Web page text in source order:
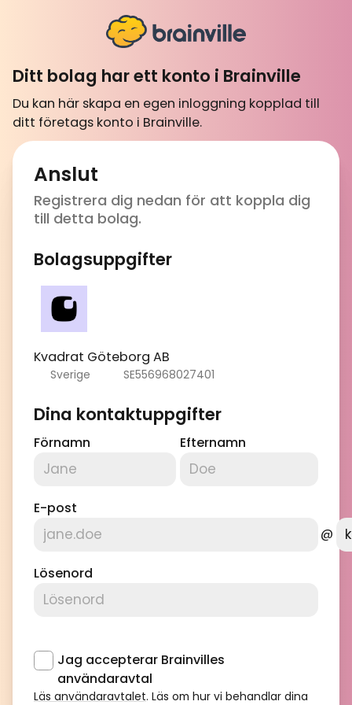
Anslut
Registrera dig nedan för att koppla dig
till detta bolag.
Bolagsuppgifter
Kvadrat Göteborg AB
Sverige SE556968027401
Dina kontaktuppgifter
Förnamn Efternamn
E-post
@
Lösenord
Jag accepterar Brainvilles
användaravtal
Läs användaravtalet. Läs om hur vi behandlar dina
Ditt bolag har ett konto i Brainville
Du kan här skapa en egen inloggning kopplad till
ditt företags konto i Brainville.